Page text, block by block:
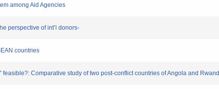
among Aid Agencies
perspective of int’l donors-
countries
feasible?: Comparative study of two post-conflict countries of Angola and